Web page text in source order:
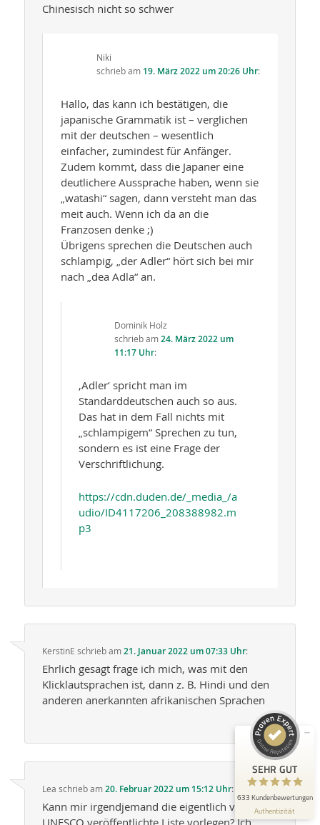
Chinesisch nicht so schwer
Niki
schriebam 19. März 2022 um 20:26 Uhr:
Hallo, das kann ich bestätigen, die
japanische Grammatik ist – verglichen
mit der deutschen – wesentlich
einfacher, zumindest für Anfänger.
Zudem kommt, dass die Japaner eine
deutlichere Aussprache haben, wenn sie
„watashi“ sagen, dann versteht man das
meit auch. Wenn ich da an die
Franzosen denke ;)
Übrigens sprechen die Deutschen auch
schlampig, „der Adler“ hört sich bei mir
nach „dea Adla“ an.
Dominik Holz
schriebam24. März 2022 um
11:17 Uhr:
‚Adler‘ spricht man im
Standarddeutschen auch so aus.
Das hat in dem Fall nichts mit
„schlampigem“ Sprechen zu tun,
sondern es ist eine Frage der
Verschriftlichung.
https://cdn.duden.de/_media_/a
udio/ID4117206_208388982.m
p3
KerstinE schriebam21. Januar 2022 um 07:33 Uhr:
Ehrlich gesagt frage ich mich, was mit den
Klicklautsprachen ist, dann z. B. Hindi und den
anderen anerkannten afrikanischen Sprachen
Lea schriebam20. Februar 2022 um 15:12 Uhr:
Kann mir irgendjemand die eigentlich von der
UNESCO veröffentlichte Liste vorlegen? Ich
SEHR GUT
633 Kundenbewertungen
Authentizität
Lingua-World GmbH
98%
Empfehlungen auf
ProvenExpert.com
SEHR GUT
41
Bewertungen auf
ProvenExpert.com
592
Bewertungen von 5
Blick aufs ProvenExpert-Profil werfen